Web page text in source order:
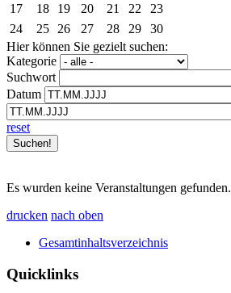
17
18 19 20 21 22
23
24
25 26 27 28 29
30
Hier können Sie gezielt suchen:
Kategorie
Suchwort
Datum
reset
Es wurden keine Veranstaltungen gefunden.
drucken nach oben
Gesamtinhaltsverzeichnis
Quicklinks